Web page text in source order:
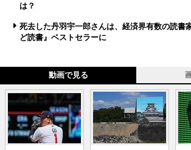
は？
死去した丹羽宇一郎さんは、経済界有数の読
ど読書』ベストセラーに
動画で見る